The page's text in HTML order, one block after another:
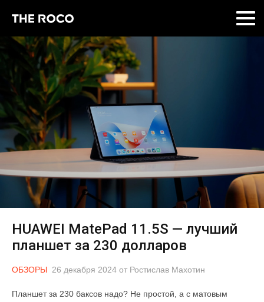
HUAWEI MatePad 11.5S — лучший
планшет за 230 долларов
ОБЗОРЫ 26 декабря 2024 от Ростислав Махотин
Планшет за 230 баксов надо? Не простой, а с матовым